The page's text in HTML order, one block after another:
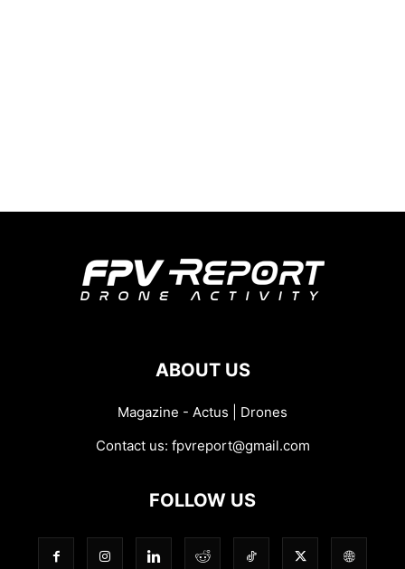
ABOUT US
Magazine - Actus | Drones
Contact us: fpvreport@gmail.com
FOLLOW US